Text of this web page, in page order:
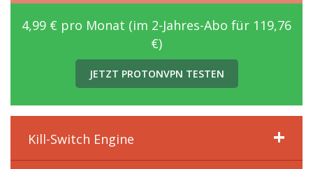
4,99 € pro Monat (im 2-Jahres-Abo für 119,76
€)
JETZT PROTONVPN TESTEN
Kill-Switch Engine